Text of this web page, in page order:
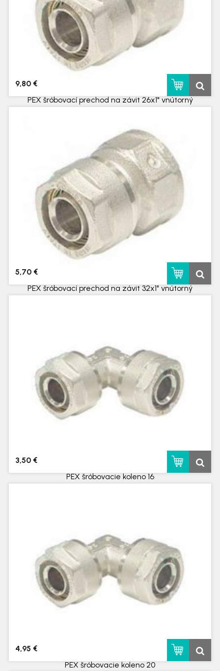
PEX šróbovací prechod na závit 26x1" vnútorný
skladom
9,80 €
PEX šróbovací prechod na závit 32x1" vnútorný
5,70 €
PEX šróbovacie koleno 16
3,50 €
PEX šróbovacie koleno 20
4,95 €